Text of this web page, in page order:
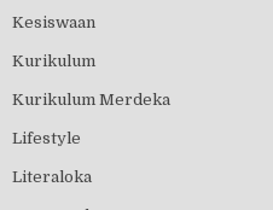
Kesiswaan
Kurikulum
Kurikulum Merdeka
Lifestyle
Literaloka